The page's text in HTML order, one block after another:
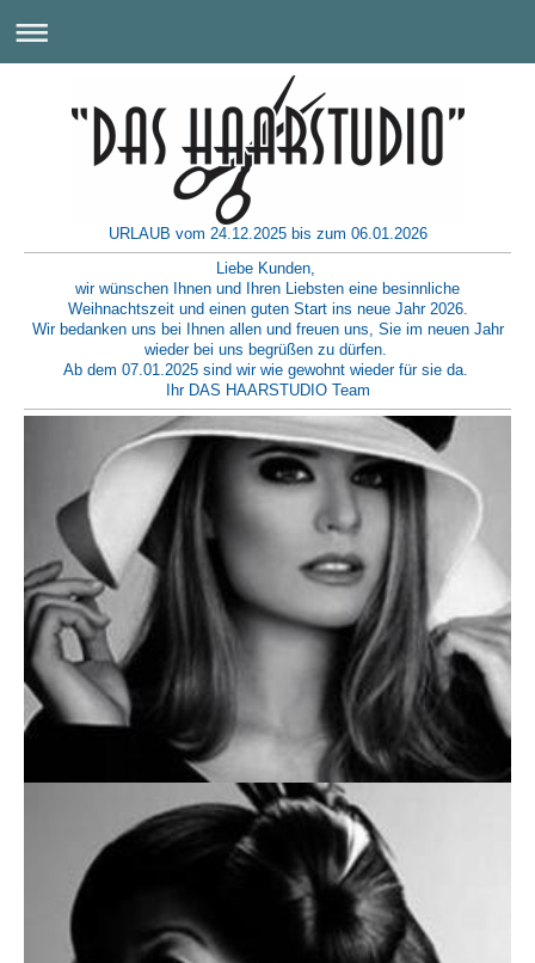
URLAUB vom 24.12.2025 bis zum 06.01.2026
Liebe Kunden,
wir wünschen Ihnen und Ihren Liebsten eine besinnliche
Weihnachtszeit und einen guten Start ins neue Jahr 2026.
Wir bedanken uns bei Ihnen allen und freuen uns, Sie im neuen Jahr
wieder bei uns begrüßen zu dürfen.
Ab dem 07.01.2025 sind wir wie gewohnt wieder für sie da.
Ihr DAS HAARSTUDIO Team